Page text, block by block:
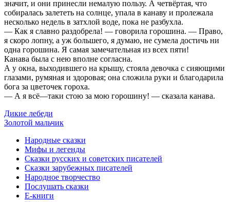
значит, и они принесли немалую пользу. А четвёртая, что
собиралась залететь на солнце, упала в канаву и пролежала
несколько недель в затхлой воде, пока не разбухла.
— Как я славно раздобрела! — говорила горошина. — Право,
я скоро лопну, а уж большего, я думаю, не сумела достичь ни
одна горошина. Я самая замечательная из всех пяти!
Канава была с нею вполне согласна.
А у окна, выходившего на крышу, стояла девочка с сияющими
глазами, румяная и здоровая; она сложила руки и благодарила
бога за цветочек гороха.
— А я всё—таки стою за мою горошину! — сказала канава.
Дикие лебеди
Золотой мальчик
Народные сказки
Мифы и легенды
Сказки русских и советских писателей
Сказки зарубежных писателей
Народное творчество
Послушать сказки
Е-книги